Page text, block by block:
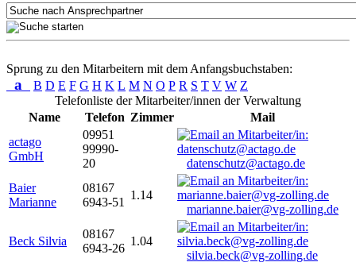
Sprung zu den Mitarbeitern mit dem Anfangsbuchstaben:
a B D E F G H K L M N O P R S T V W Z
Telefonliste der Mitarbeiter/innen der Verwaltung
Name
Telefon Zimmer
Mail
actago
GmbH
09951
99990-
20
datenschutz@actago.de
Baier
Marianne
08167
6943-51
1.14
marianne.baier@vg-zolling.de
Beck Silvia
08167
6943-26
1.04
silvia.beck@vg-zolling.de